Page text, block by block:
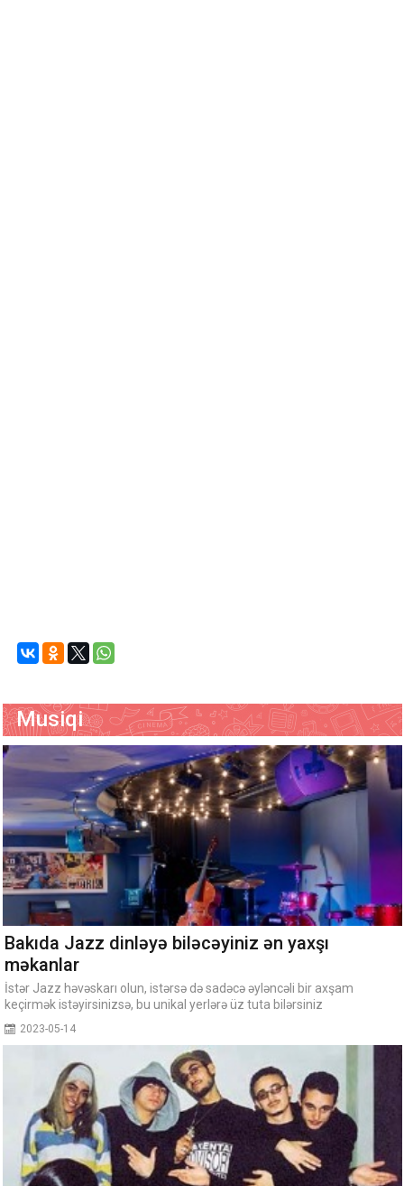
Musiqi
Bakıda Jazz dinləyə biləcəyiniz ən yaxşı
məkanlar
İstər Jazz həvəskarı olun, istərsə də sadəcə əyləncəli bir axşam
keçirmək istəyirsinizsə, bu unikal yerlərə üz tuta bilərsiniz
2023-05-14